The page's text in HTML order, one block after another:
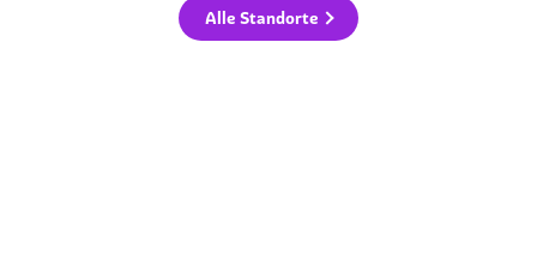
Alle Standorte